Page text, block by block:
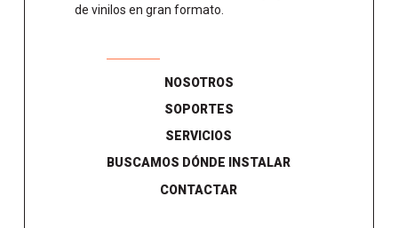
de vinilos en gran formato.
NOSOTROS
SOPORTES
SERVICIOS
BUSCAMOS DÓNDE INSTALAR
CONTACTAR